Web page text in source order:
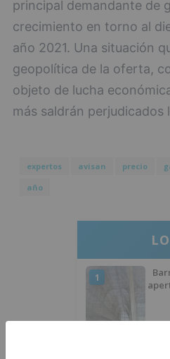
principal demandante de
crecimiento en torno al
año 2021. Una situación
geopolítica de la oferta,
objeto de lucha
más saldrán perjudicados
expertos avisan precio
año
1